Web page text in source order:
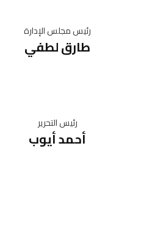
رئيس مجلس الإدارة
طارق لطفي
رئيس التحرير
أحمد أيوب